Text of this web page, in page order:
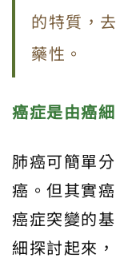
的特質，
藥性。
癌症是由癌
肺癌可簡單
癌。但其實
癌症突變的
細探討起來